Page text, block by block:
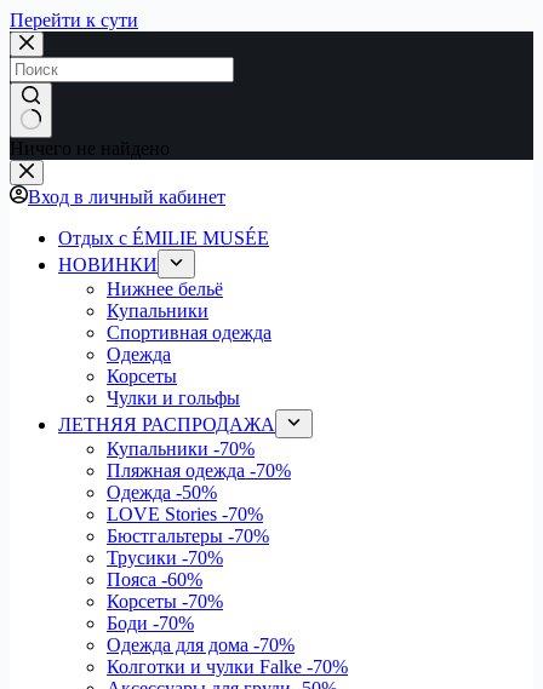
Перейти к сути
Ничего не найдено
Вход в личный кабинет
Отдых с ÉMILIE MUSÉE
НОВИНКИ
Нижнее бельё
Купальники
Спортивная одежда
Одежда
Корсеты
Чулки и гольфы
ЛЕТНЯЯ РАСПРОДАЖА
Купальники -70%
Пляжная одежда -70%
Одежда -50%
LOVE Stories -70%
Бюстгальтеры -70%
Трусики -70%
Пояса -60%
Корсеты -70%
Боди -70%
Одежда для дома -70%
Колготки и чулки Falke -70%